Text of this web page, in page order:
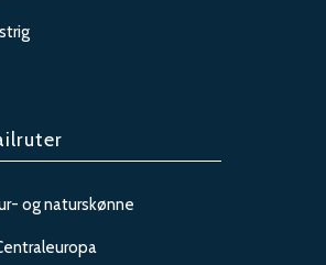
og naturskønne